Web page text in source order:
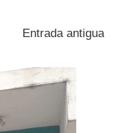
Entrada antigua